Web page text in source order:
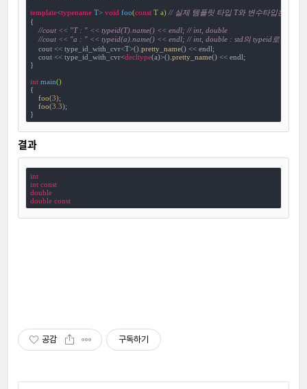
template<typename T> void foo(const T a) // 실제 템플릿 타입 T와 변수타입은 다를
{
//cout << "T : " << typeid(T).name() << endl; // int, double
//cout << "a : " << typeid(a).name() << endl; // int, double : std의 typeid로는 구분
    cout << type_id_with_cvr<T>().
pretty_name() << endl;
    cout << type_id_with_cvr<
decltype(a)>(). pretty_name() << endl;
}
int main()
{
foo(3);
foo(3.3);
}
결과
int
int const
double
double const
공감 구독하기